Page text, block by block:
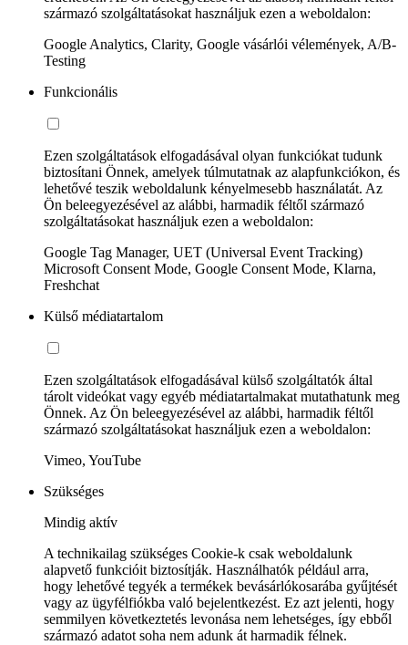
származó szolgáltatásokat használjuk ezen a weboldalon:
Google Analytics, Clarity, Google vásárlói vélemények, A/B-
Testing
Funkcionális
Ezen szolgáltatások elfogadásával olyan funkciókat tudunk
biztosítani Önnek, amelyek túlmutatnak az alapfunkciókon, és
lehetővé teszik weboldalunk kényelmesebb használatát. Az
Ön beleegyezésével az alábbi, harmadik féltől származó
szolgáltatásokat használjuk ezen a weboldalon:
Google Tag Manager, UET (Universal Event Tracking)
Microsoft Consent Mode, Google Consent Mode, Klarna,
Freshchat
Külső médiatartalom
Ezen szolgáltatások elfogadásával külső szolgáltatók által
tárolt videókat vagy egyéb médiatartalmakat mutathatunk meg
Önnek. Az Ön beleegyezésével az alábbi, harmadik féltől
származó szolgáltatásokat használjuk ezen a weboldalon:
Vimeo, YouTube
Szükséges
Mindig aktív
A technikailag szükséges Cookie-k csak weboldalunk
alapvető funkcióit biztosítják. Használhatók például arra,
hogy lehetővé tegyék a termékek bevásárlókosarába gyűjtését
vagy az ügyfélfiókba való bejelentkezést. Ez azt jelenti, hogy
semmilyen következtetés levonása nem lehetséges, így ebből
származó adatot soha nem adunk át harmadik félnek.